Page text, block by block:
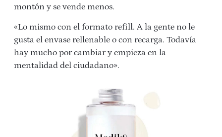
montón y se vende menos.
«Lo mismo con el formato refill. A la gente no le
gusta el envase rellenable o con recarga. Todavía
hay mucho por cambiar y empieza en la
mentalidad del ciudadano».